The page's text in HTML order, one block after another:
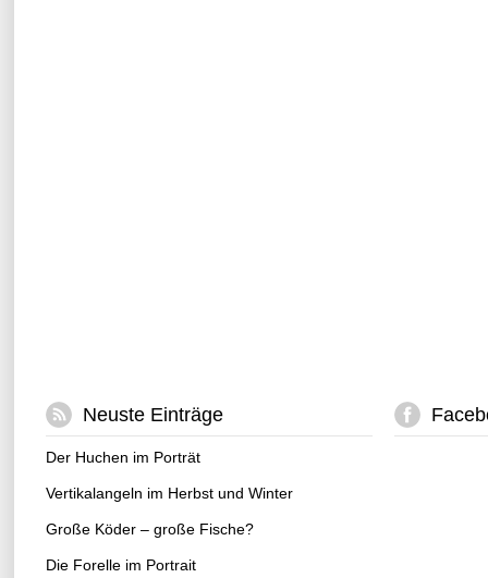
Neuste Einträge
Der Huchen im Porträt
Vertikalangeln im Herbst und Winter
Große Köder – große Fische?
Die Forelle im Portrait